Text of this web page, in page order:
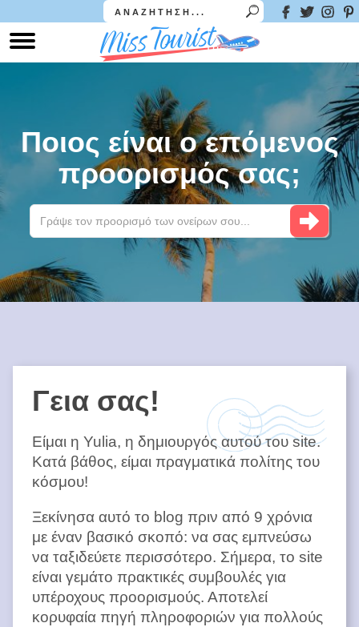
Ποιος είναι ο επόμενος
προορισμός σας;
Γεια σας!
Είμαι η Yulia, η δημιουργός αυτού του site.
Κατά βάθος, είμαι πραγματικά πολίτης του
κόσμου!
Ξεκίνησα αυτό το blog πριν από 9 χρόνια
με έναν βασικό σκοπό: να σας εμπνεύσω
να ταξιδεύετε περισσότερο. Σήμερα, το site
είναι γεμάτο πρακτικές συμβουλές για
υπέροχους προορισμούς. Αποτελεί
κορυφαία πηγή πληροφοριών για πολλούς